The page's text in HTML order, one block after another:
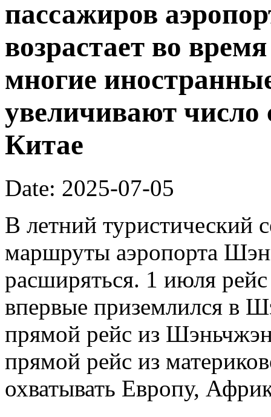
пассажиров
возрастает во
многие
увеличивают
Китае
Date: 2025-07-05
В летний туристический
маршруты аэропорта
расширяться. 1 июля
впервые приземлился в
прямой рейс из
прямой рейс из
охватывать Европу,